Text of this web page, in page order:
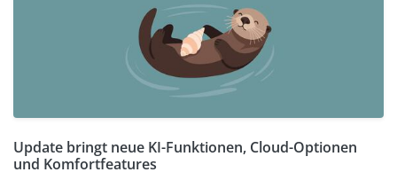
Update bringt neue KI-Funktionen, Cloud-Optionen
und Komfortfeatures